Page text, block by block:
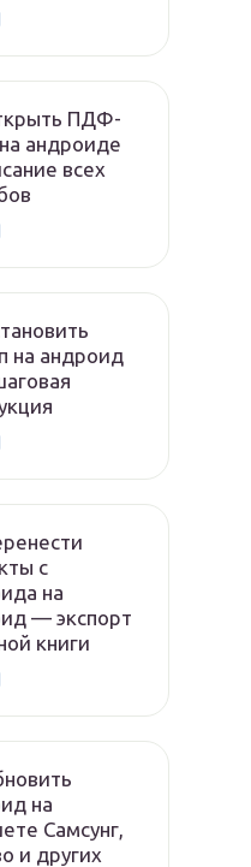
ПДФ-
андроиде
всех
на андроид
с
на
— экспорт
книги
на
Самсунг,
и других